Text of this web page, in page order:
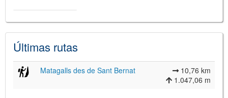
Últimas rutas
Matagalls des de Sant Bernat
10,76 km
1.047,06 m